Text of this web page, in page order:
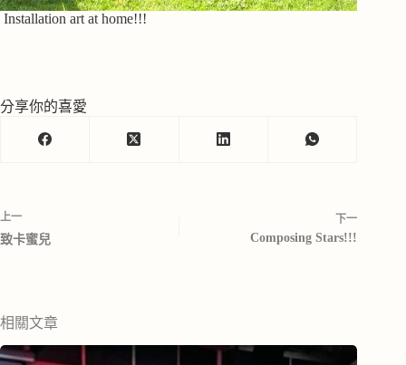
Installation art at home!!!
分享你的喜愛
上一
致卡蜜兒
下一
Composing Stars!!!
相關文章